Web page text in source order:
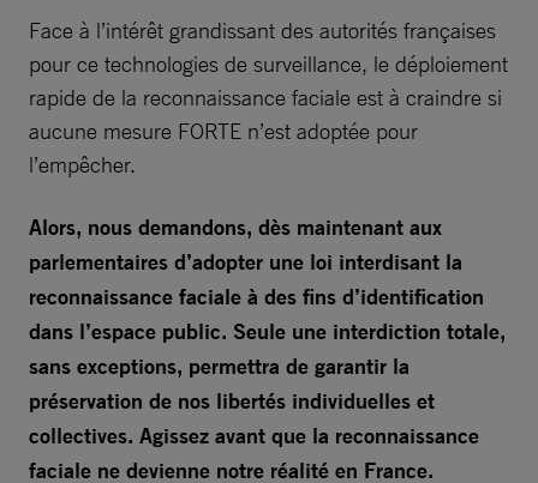
Face à l’intérêt grandissant des autorités françaises
pour ce technologies de surveillance, le déploiement
rapide de la reconnaissance faciale est à craindre si
aucune mesure FORTE n’est adoptée pour
l’empêcher.
Alors, nous demandons, dès maintenant aux
parlementaires d’adopter une loi interdisant la
reconnaissance faciale à des fins d’identification
dans l’espace public. Seule une interdiction totale,
sans exceptions, permettra de garantir la
préservation de nos libertés individuelles et
collectives. Agissez avant que la reconnaissance
faciale ne devienne notre réalité en France.